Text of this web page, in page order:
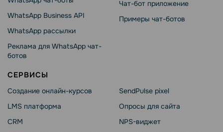
WhatsApp Business API
WhatsApp рассылки
Реклама для WhatsApp чат-
ботов
Чат-бот приложение
Примеры чат-ботов
СЕРВИСЫ
Создание онлайн-курсов
LMS платформа
CRM
SendPulse pixel
Опросы для сайта
NPS-виджет